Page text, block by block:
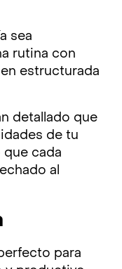
sea
rutina con
estructurada
detallado que
de tu
que cada
al
para